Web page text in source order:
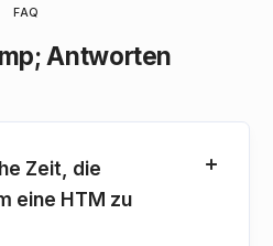
FAQ
Antworten
Zeit, die
eine HTM zu